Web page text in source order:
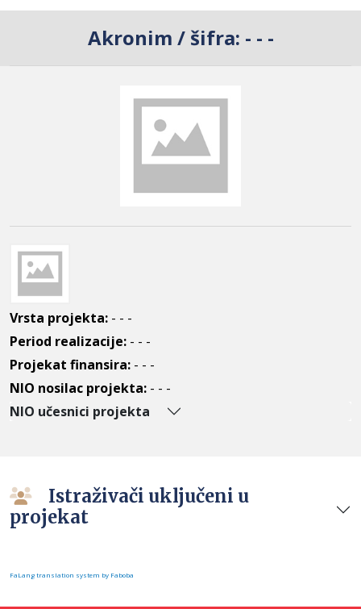
Akronim / šifra: - - -
Vrsta projekta: - - -
Period realizacije: - - -
Projekat finansira: - - -
NIO nosilac projekta: - - -
NIO učesnici projekta
Istraživači uključeni u
projekat
FaLang translation system by Faboba